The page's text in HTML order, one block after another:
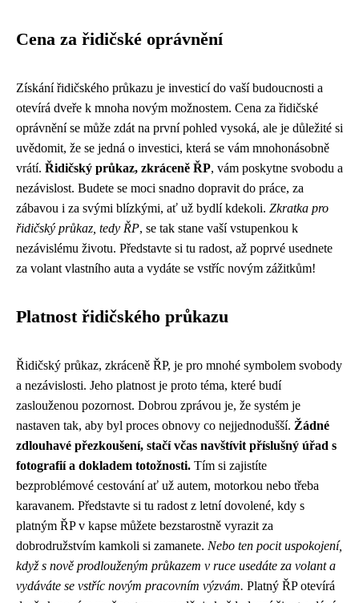
Cena za řidičské oprávnění
Získání řidičského průkazu je investicí do vaší budoucnosti a
otevírá dveře k mnoha novým možnostem. Cena za řidičské
oprávnění se může zdát na první pohled vysoká, ale je důležité si
uvědomit, že se jedná o investici, která se vám mnohonásobně
vrátí. Řidičský průkaz, zkráceně ŘP, vám poskytne svobodu a
nezávislost. Budete se moci snadno dopravit do práce, za
zábavou i za svými blízkými, ať už bydlí kdekoli. Zkratka pro
řidičský průkaz, tedy ŘP, se tak stane vaší vstupenkou k
nezávislému životu. Představte si tu radost, až poprvé usednete
za volant vlastního auta a vydáte se vstříc novým zážitkům!
Platnost řidičského průkazu
Řidičský průkaz, zkráceně ŘP, je pro mnohé symbolem svobody
a nezávislosti. Jeho platnost je proto téma, které budí
zaslouženou pozornost. Dobrou zprávou je, že systém je
nastaven tak, aby byl proces obnovy co nejjednodušší. Žádné
zdlouhavé přezkoušení, stačí včas navštívit příslušný úřad s
fotografií a dokladem totožnosti. Tím si zajistíte
bezproblémové cestování ať už autem, motorkou nebo třeba
karavanem. Představte si tu radost z letní dovolené, kdy s
platným ŘP v kapse můžete bezstarostně vyrazit za
dobrodružstvím kamkoli si zamanete. Nebo ten pocit uspokojení,
když s nově prodlouženým průkazem v ruce usedáte za volant a
vydáváte se vstříc novým pracovním výzvám. Platný ŘP otevírá